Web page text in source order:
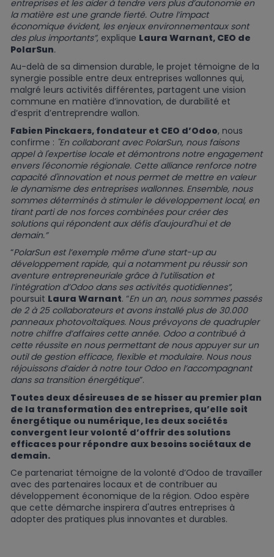
entreprises et les aider à tendre vers plus d’autonomie en
la matière est une grande fierté. Outre l’impact
économique évident, les enjeux environnementaux sont
des plus importants”, explique Laura Warnant, CEO de
PolarSun.
Au-delà de sa dimension durable, le projet témoigne de la
synergie possible entre deux entreprises wallonnes qui,
malgré leurs activités différentes, partagent une vision
commune en matière d’innovation, de durabilité et
d’esprit d’entreprendre wallon.
Fabien Pinckaers, fondateur et CEO d’Odoo, nous
confirme : "En collaborant avec PolarSun, nous faisons
appel à l'expertise locale et démontrons notre engagement
envers l'économie régionale. Cette alliance renforce notre
capacité d'innovation et nous permet de mettre en valeur
le dynamisme des entreprises wallonnes. Ensemble, nous
sommes déterminés à stimuler le développement local, en
tirant parti de nos forces combinées pour créer des
solutions qui répondent aux défis d'aujourd'hui et de
demain.”
“PolarSun est l’exemple même d’une start-up au
développement rapide, qui a notamment pu réussir son
aventure entrepreneuriale grâce à l’utilisation et
l’intégration d’Odoo dans ses activités quotidiennes”,
poursuit Laura Warnant. “En un an, nous sommes passés
de 2 à 25 collaborateurs et avons installé plus de 30.000
panneaux photovoltaïques. Nous prévoyons de quadrupler
notre chiffre d’affaires cette année. Odoo a contribué à
cette réussite en nous permettant de nous appuyer sur un
outil de gestion efficace, flexible et modulaire. Nous nous
réjouissons d’aider à notre tour Odoo en l’accompagnant
dans sa transition énergétique”.
Toutes deux désireuses de se hisser au premier plan
de la transformation des entreprises, qu’elle soit
énergétique ou numérique, les deux sociétés
convergent leur volonté d’offrir des solutions
efficaces pour répondre aux besoins sociétaux de
demain.
Ce partenariat témoigne de la volonté d’Odoo de travailler
avec des partenaires locaux et de contribuer au
développement économique de la région. Odoo espère
que cette démarche inspirera d'autres entreprises à
adopter des pratiques plus innovantes et durables.